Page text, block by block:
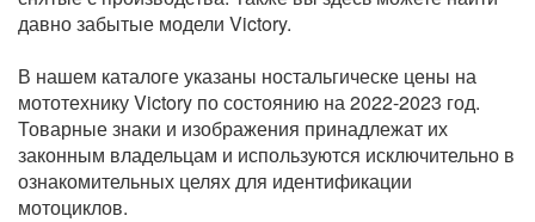
давно забытые модели Victory.
В нашем каталоге указаны ностальгическе цены на
мототехнику Victory по состоянию на 2022-2023 год.
Товарные знаки и изображения принадлежат их
законным владельцам и используются исключительно в
ознакомительных целях для идентификации
мотоциклов.